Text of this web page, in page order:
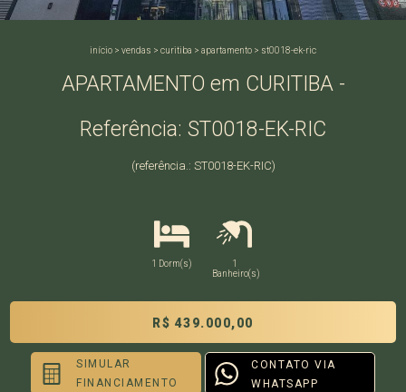
início > vendas > curitiba > apartamento > st0018-ek-ric
APARTAMENTO em CURITIBA -
Referência: ST0018-EK-RIC
(referência.: ST0018-EK-RIC)
1 Dorm(s)
1
Banheiro(s)
R$ 439.000,00
SIMULAR
FINANCIAMENTO
CONTATO VIA
WHATSAPP